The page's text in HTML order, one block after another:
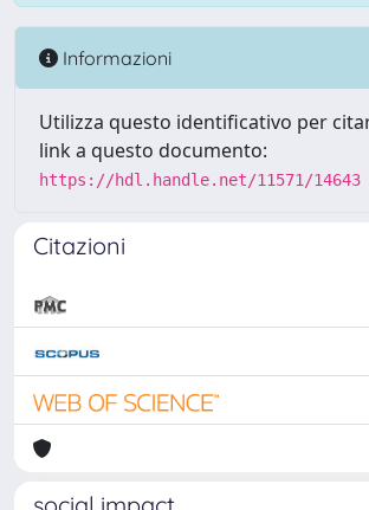
Informazioni
Utilizza questo identificativo per
link a questo documento:
https://hdl.handle.net/11571/14643
Citazioni